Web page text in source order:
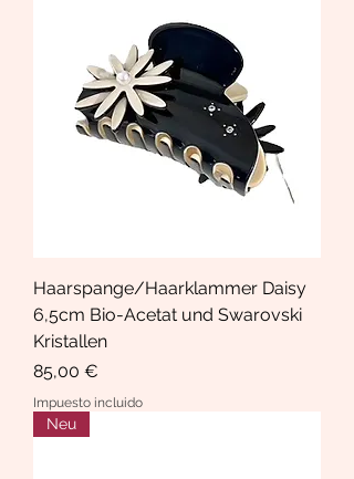
Haarspange/Haarklammer Daisy
6,5cm Bio-Acetat und Swarovski
Kristallen
Precio
85,00 €
Impuesto incluido
Neu